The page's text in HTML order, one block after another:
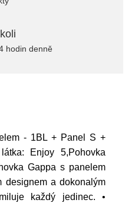
hodin denně
- 1BL + Panel S +
Enjoy 5,Pohovka
Gappa s panelem
designem a dokonalým
každý jedinec. •